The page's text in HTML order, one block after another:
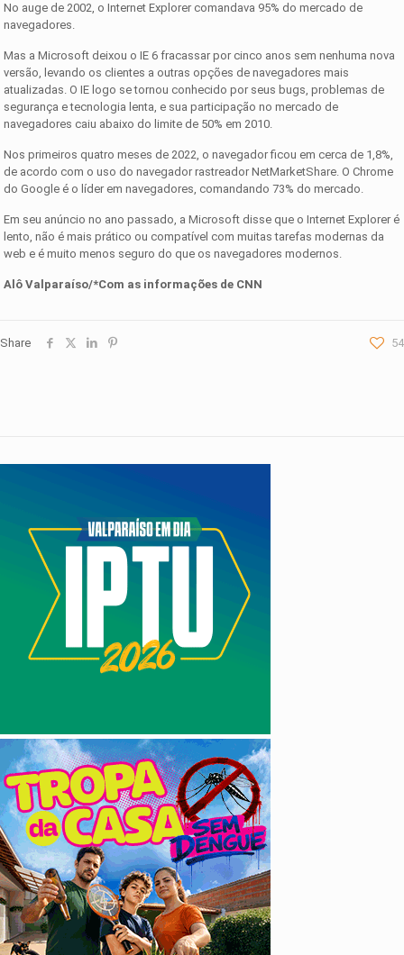
No auge de 2002, o Internet Explorer comandava 95% do mercado de
navegadores.
Mas a Microsoft deixou o IE 6 fracassar por cinco anos sem nenhuma nova
versão, levando os clientes a outras opções de navegadores mais
atualizadas. O IE logo se tornou conhecido por seus bugs, problemas de
segurança e tecnologia lenta, e sua participação no mercado de
navegadores caiu abaixo do limite de 50% em 2010.
Nos primeiros quatro meses de 2022, o navegador ficou em cerca de 1,8%,
de acordo com o uso do navegador rastreador NetMarketShare. O Chrome
do Google é o líder em navegadores, comandando 73% do mercado.
Em seu anúncio no ano passado, a Microsoft disse que o Internet Explorer é
lento, não é mais prático ou compatível com muitas tarefas modernas da
web e é muito menos seguro do que os navegadores modernos.
Alô Valparaíso/*Com as informações de CNN
Share 54